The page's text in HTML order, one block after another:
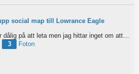
social map till Lowrance Eagle
3
Foton